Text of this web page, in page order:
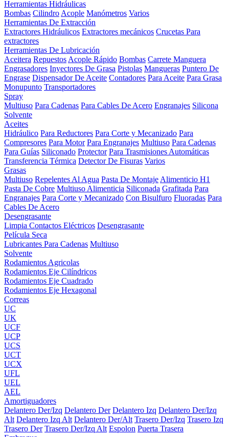
Herramientas Hidráulicas
Bombas Cilindro Acople Manómetros Varios
Herramientas De Extracción
Extractores Hidráulicos Extractores mecánicos Crucetas Para
extractores
Herramientas De Lubricación
Aceitera Repuestos Acople Rápido Bombas Carrete Manguera
Engrasadores Inyectores De Grasa Pistolas Mangueras Puntero De
Engrase Dispensador De Aceite Contadores Para Aceite Para Grasa
Monupunto Transportadores
Spray
Multiuso Para Cadenas Para Cables De Acero Engranajes Silicona
Solvente
Aceites
Hidráulico Para Reductores Para Corte y Mecanizado Para
Compresores Para Motor Para Engranajes Multiuso Para Cadenas
Para Guías Siliconado Protector Para Trasmisiones Automáticas
Transferencia Térmica Detector De Fisuras Varios
Grasas
Multiuso Repelentes Al Agua Pasta De Montaje Alimenticio H1
Pasta De Cobre Multiuso Alimenticia Siliconada Grafitada Para
Engranajes Para Corte y Mecanizado Con Bisulfuro Fluoradas Para
Cables De Acero
Desengrasante
Limpia Contactos Eléctricos Desengrasante
Película Seca
Lubricantes Para Cadenas Multiuso
Solvente
Rodamientos Agricolas
Rodamientos Eje Cilíndricos
Rodamientos Eje Cuadrado
Rodamientos Eje Hexagonal
Correas
UC
UK
UCF
UCP
UCS
UCT
UCX
UFL
UEL
AEL
Amortiguadores
Delantero Der/Izq Delantero Der Delantero Izq Delantero Der/Izq
Alt Delantero Izq Alt Delantero Der/Alt Trasero Der/Izq Trasero Izq
Trasero Der Trasero Der/Izq Alt Espolon Puerta Trasera